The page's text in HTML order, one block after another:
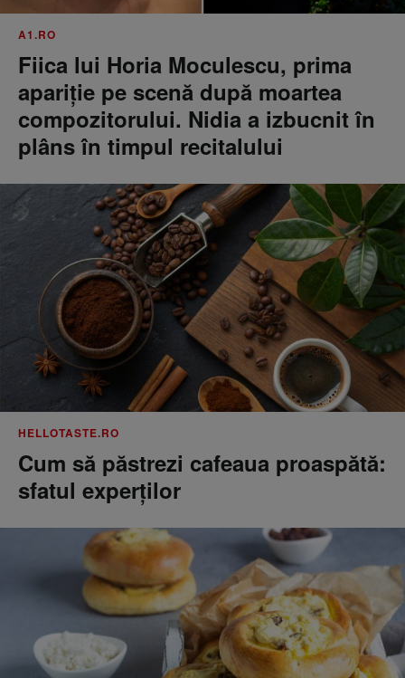
A1.RO
Fiica lui Horia Moculescu, prima
apariție pe scenă după moartea
compozitorului. Nidia a izbucnit în
plâns în timpul recitalului
HELLOTASTE.RO
Cum să păstrezi cafeaua proaspătă:
sfatul experților